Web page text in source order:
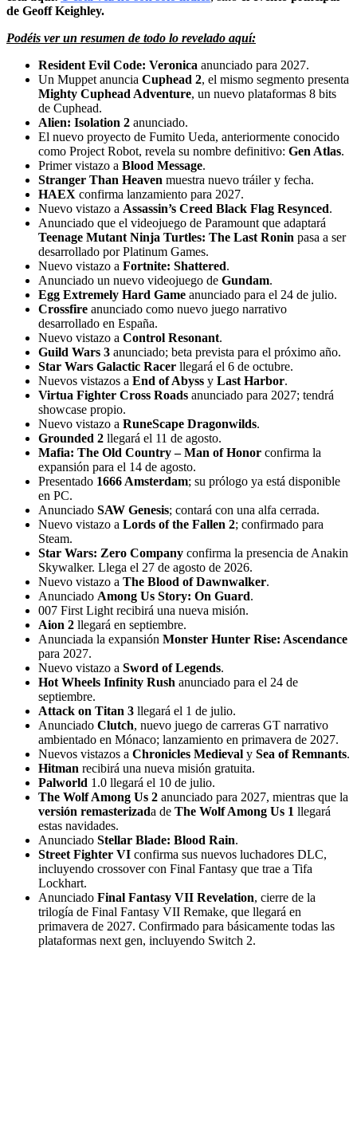
de Geoff Keighley.
Podéis ver un resumen de todo lo revelado aquí:
Resident Evil Code: Veronica anunciado para 2027.
Un Muppet anuncia Cuphead 2, el mismo segmento presenta
Mighty Cuphead Adventure, un nuevo plataformas 8 bits
de Cuphead.
Alien: Isolation 2 anunciado.
El nuevo proyecto de Fumito Ueda, anteriormente conocido
como Project Robot, revela su nombre definitivo: Gen Atlas.
Primer vistazo a Blood Message.
Stranger Than Heaven muestra nuevo tráiler y fecha.
HAEX confirma lanzamiento para 2027.
Nuevo vistazo a Assassin’s Creed Black Flag Resynced.
Anunciado que el videojuego de Paramount que adaptará
Teenage Mutant Ninja Turtles: The Last Ronin pasa a ser
desarrollado por Platinum Games.
Nuevo vistazo a Fortnite: Shattered.
Anunciado un nuevo videojuego de Gundam.
Egg Extremely Hard Game anunciado para el 24 de julio.
Crossfire anunciado como nuevo juego narrativo
desarrollado en España.
Nuevo vistazo a Control Resonant.
Guild Wars 3 anunciado; beta prevista para el próximo año.
Star Wars Galactic Racer llegará el 6 de octubre.
Nuevos vistazos a End of Abyss y Last Harbor.
Virtua Fighter Cross Roads anunciado para 2027; tendrá
showcase propio.
Nuevo vistazo a RuneScape Dragonwilds.
Grounded 2 llegará el 11 de agosto.
Mafia: The Old Country – Man of Honor confirma la
expansión para el 14 de agosto.
Presentado 1666 Amsterdam; su prólogo ya está disponible
en PC.
Anunciado SAW Genesis; contará con una alfa cerrada.
Nuevo vistazo a Lords of the Fallen 2; confirmado para
Steam.
Star Wars: Zero Company confirma la presencia de Anakin
Skywalker. Llega el 27 de agosto de 2026.
Nuevo vistazo a The Blood of Dawnwalker.
Anunciado Among Us Story: On Guard.
007 First Light recibirá una nueva misión.
Aion 2 llegará en septiembre.
Anunciada la expansión Monster Hunter Rise: Ascendance
para 2027.
Nuevo vistazo a Sword of Legends.
Hot Wheels Infinity Rush anunciado para el 24 de
septiembre.
Attack on Titan 3 llegará el 1 de julio.
Anunciado Clutch, nuevo juego de carreras GT narrativo
ambientado en Mónaco; lanzamiento en primavera de 2027.
Nuevos vistazos a Chronicles Medieval y Sea of Remnants.
Hitman recibirá una nueva misión gratuita.
Palworld 1.0 llegará el 10 de julio.
The Wolf Among Us 2 anunciado para 2027, mientras que la
versión remasterizada de The Wolf Among Us 1 llegará
estas navidades.
Anunciado Stellar Blade: Blood Rain.
Street Fighter VI confirma sus nuevos luchadores DLC,
incluyendo crossover con Final Fantasy que trae a Tifa
Lockhart.
Anunciado Final Fantasy VII Revelation, cierre de la
trilogía de Final Fantasy VII Remake, que llegará en
primavera de 2027. Confirmado para básicamente todas las
plataformas next gen, incluyendo Switch 2.